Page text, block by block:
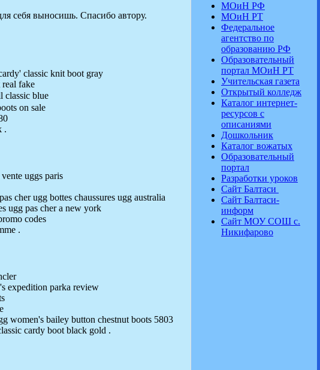
себя выносишь. Спасибо автору.
classic knit boot gray
fake
classic blue
on sale
.
uggs paris
cher ugg bottes chaussures ugg australia
ugg pas cher a new york
codes
.
expedition parka review
women's bailey button chestnut boots 5803
cardy boot black gold .
МОиН РФ
МОиН РТ
Федеральное
агентство по
образованию РФ
Образовательный
портал МОиН РТ
Учительская газета
Открытый колледж
Каталог интернет-
ресурсов с
описаниями
Дошкольник
Каталог вожатых
Образовательный
портал
Разработки уроков
Сайт Балтаси
Сайт Балтаси-
информ
Сайт МОУ СОШ с.
Никифарово